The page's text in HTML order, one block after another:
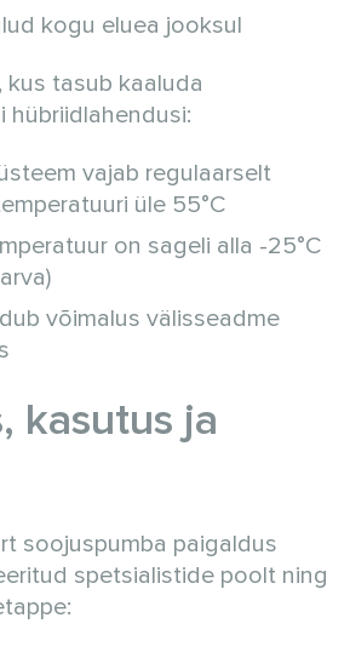
kogu eluea jooksul
kus tasub kaaluda
hübriidlahendusi:
vajab regulaarselt
üle 55°C
on sageli alla -25°C
võimalus välisseadme
kasutus ja
soojuspumba paigaldus
spetsialistide poolt ning